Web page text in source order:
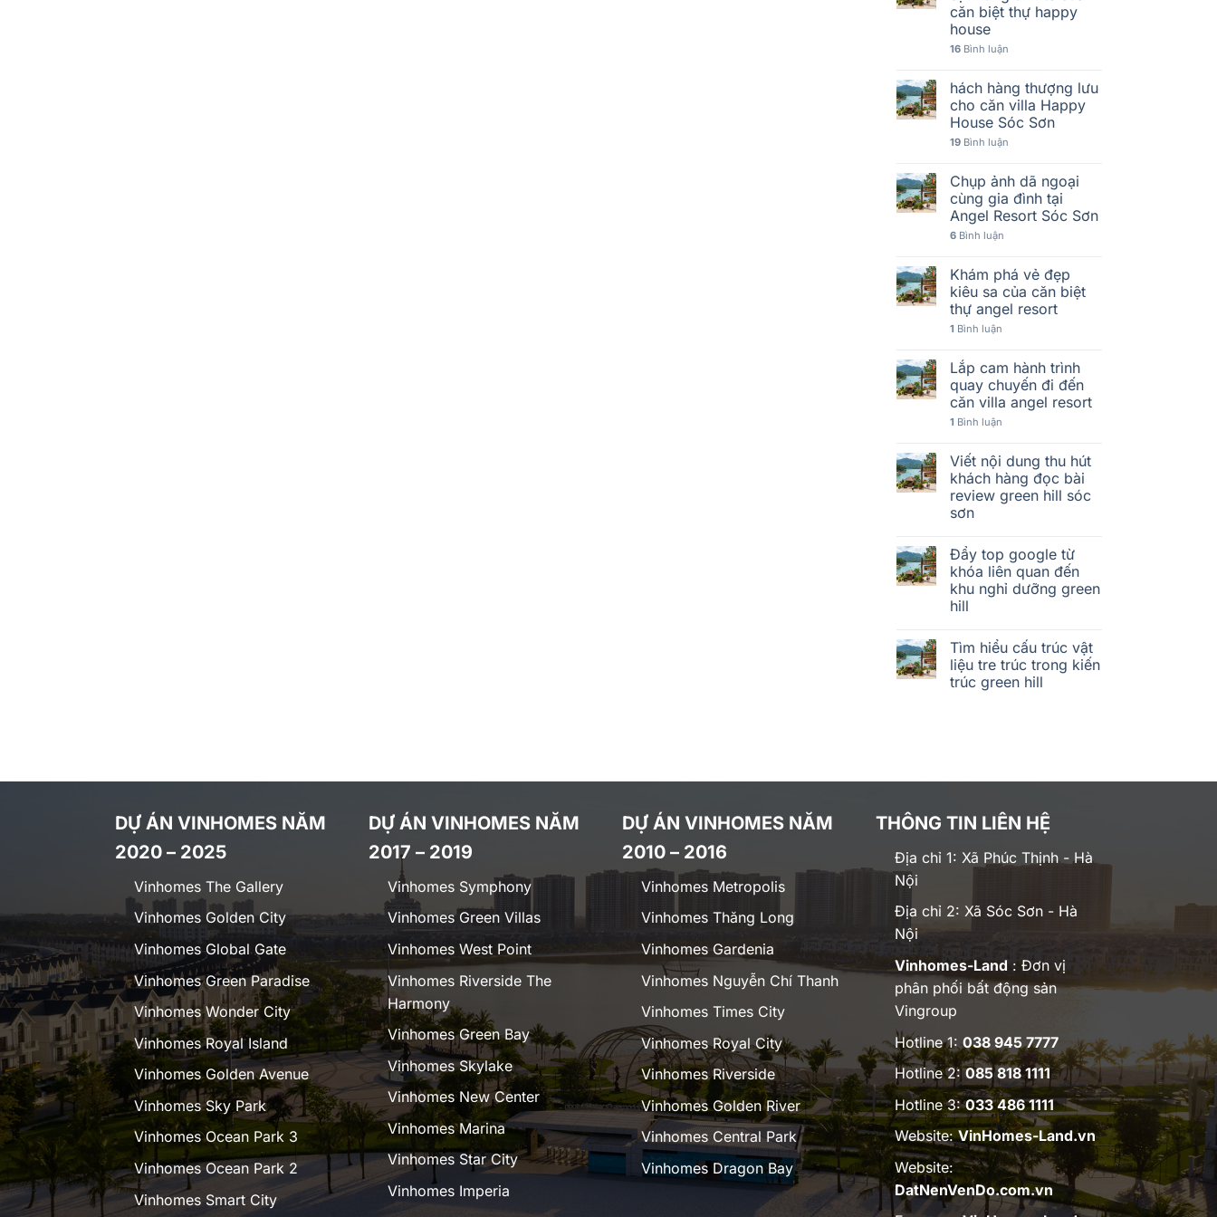
căn biệt thự happy
house
16Bình luận
hách hàng thượng lưu
cho căn villa Happy
House Sóc Sơn
19Bình luận
Chụp ảnh dã ngoại
cùng gia đình tại
Angel Resort Sóc Sơn
6Bình luận
Khám phá vẻ đẹp
kiêu sa của căn biệt
thự angel resort
1 Bình luận
Lắp cam hành trình
quay chuyến đi đến
căn villa angel resort
1 Bình luận
Viết nội dung thu hút
khách hàng đọc bài
review green hill sóc
sơn
Đẩy top google từ
khóa liên quan đến
khu nghỉ dưỡng green
hill
Tìm hiểu cấu trúc vật
liệu tre trúc trong kiến
trúc green hill
DỰ ÁN VINHOMES NĂM
2020 – 2025
Vinhomes The Gallery
Vinhomes Golden City
Vinhomes Global Gate
Vinhomes Green Paradise
Vinhomes Wonder City
Vinhomes Royal Island
Vinhomes Golden Avenue
Vinhomes Sky Park
Vinhomes Ocean Park 3
Vinhomes Ocean Park 2
Vinhomes Smart City
DỰ ÁN VINHOMES NĂM
2017 – 2019
Vinhomes Symphony
Vinhomes Green Villas
Vinhomes West Point
Vinhomes Riverside The
Harmony
Vinhomes Green Bay
Vinhomes Skylake
Vinhomes New Center
Vinhomes Marina
Vinhomes Star City
Vinhomes Imperia
DỰ ÁN VINHOMES NĂM
2010 – 2016
Vinhomes Metropolis
Vinhomes Thăng Long
Vinhomes Gardenia
Vinhomes Nguyễn Chí Thanh
Vinhomes Times City
Vinhomes Royal City
Vinhomes Riverside
Vinhomes Golden River
Vinhomes Central Park
Vinhomes Dragon Bay
THÔNG TIN LIÊN HỆ
Địa chỉ 1: Xã Phúc Thịnh - Hà
Nội
Địa chỉ 2: Xã Sóc Sơn - Hà
Nội
Vinhomes-Land: Đơn vị
phân phối bất động sản
Vingroup
Hotline 1:038 945 7777
Hotline 2:085 818 1111
Hotline 3:033 486 1111
Website:VinHomes-Land.vn
Website:
DatNenVenDo.com.vn